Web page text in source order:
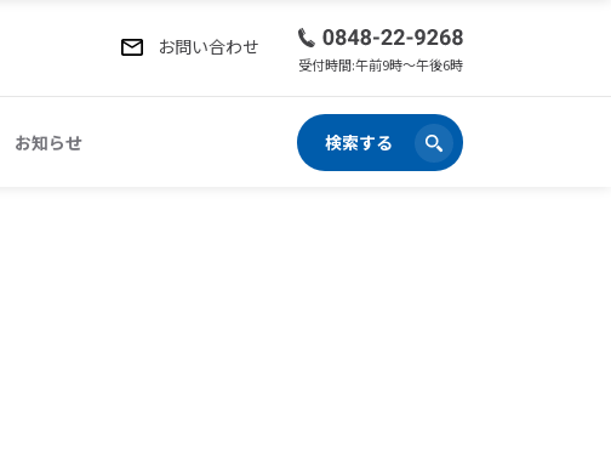
お問い合わせ
受付時間:午前9時〜午後6時
お知らせ 検索する